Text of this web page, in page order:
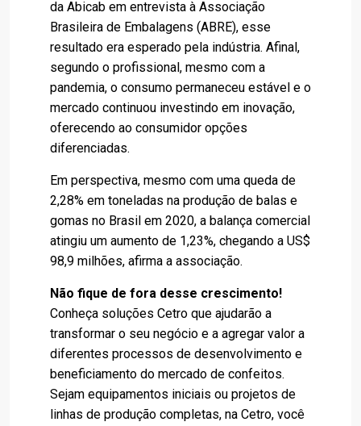
da Abicab em entrevista à Associação
Brasileira de Embalagens (ABRE), esse
resultado era esperado pela indústria. Afinal,
segundo o profissional, mesmo com a
pandemia, o consumo permaneceu estável e o
mercado continuou investindo em inovação,
oferecendo ao consumidor opções
diferenciadas.
Em perspectiva, mesmo com uma queda de
2,28% em toneladas na produção de balas e
gomas no Brasil em 2020, a balança comercial
atingiu um aumento de 1,23%, chegando a US$
98,9 milhões, afirma a associação.
Não fique de fora desse crescimento!
Conheça soluções Cetro que ajudarão a
transformar o seu negócio e a agregar valor a
diferentes processos de desenvolvimento e
beneficiamento do mercado de confeitos.
Sejam equipamentos iniciais ou projetos de
linhas de produção completas, na Cetro, você